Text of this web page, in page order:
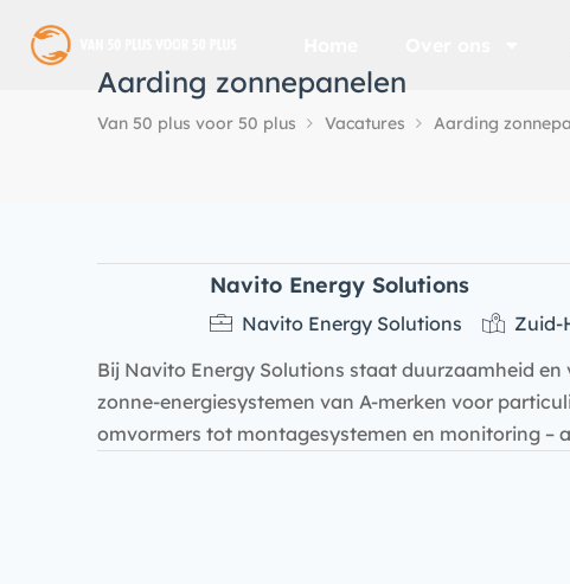
Aarding zonnepanelen
Van 50 plus voor 50 plus Vacatures Aarding
Navito Energy Solutions
Navito Energy Solutions
Zuid-
Bij Navito Energy Solutions staat duurzaamheid
zonne-energiesystemen van A-merken voor
omvormers tot montagesystemen en monitoring –